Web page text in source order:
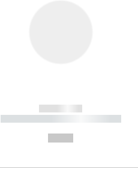
------------
----------- ----------- ----------